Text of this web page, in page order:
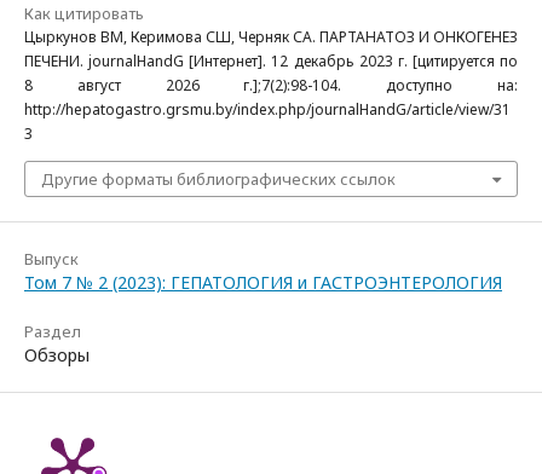
Как цитировать
Цыркунов ВМ, Керимова СШ, Черняк СА. ПАРТАНАТОЗ И ОНКОГЕНЕЗ
ПЕЧЕНИ. journalHandG [Интернет]. 12 декабрь 2023 г. [цитируется по
8 август 2026 г.];7(2):98-104. доступно на:
http://hepatogastro.grsmu.by/index.php/journalHandG/article/view/31
3
Другие форматы библиографических ссылок
Выпуск
Том 7 № 2 (2023): ГЕПАТОЛОГИЯ и ГАСТРОЭНТЕРОЛОГИЯ
Раздел
Обзоры